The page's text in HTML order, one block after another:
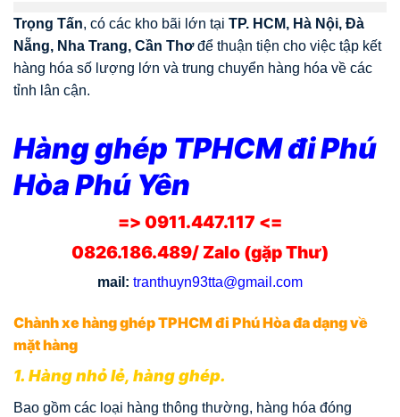
Trọng Tấn, có các kho bãi lớn tại TP. HCM, Hà Nội, Đà
Nẵng, Nha Trang, Cần Thơđể thuận tiện cho việc tập kết
hàng hóa số lượng lớn và trung chuyển hàng hóa về các
tỉnh lân cận.
Hàng ghép TPHCM đi Phú
Hòa Phú Yên
=> 0911.447.117 <=
0826.186.489/ Zalo (gặp Thư)
mail: tranthuyn93tta@gmail.com
Chành xe hàng ghép TPHCM đi Phú Hòa đa dạng về
mặt hàng
1. Hàng nhỏ lẻ, hàng ghép.
Bao gồm các loại hàng thông thường, hàng hóa đóng